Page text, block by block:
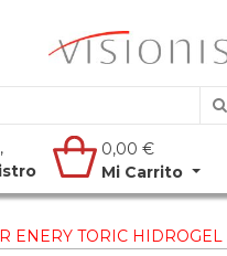
0,00 €
Mi Carrito
ENERY TORIC